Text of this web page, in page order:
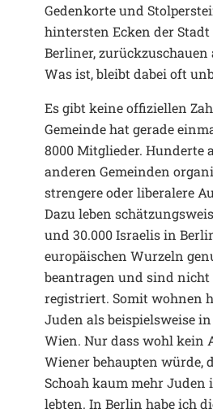
Gedenkorte und
hintersten Ecken der
Berliner, zurückzuschauen
Was ist, bleibt dabei oft
Es gibt keine offiziellen
Gemeinde hat gerade
8000 Mitglieder. Hunderte
anderen Gemeinden
strengere oder liberalere
Dazu leben
und 30.000 Israelis in
europäischen Wurzeln
beantragen und sind
registriert. Somit wohnen
Juden als beispielsweise
Wien. Nur dass wohl kein
Wiener behaupten würde,
Schoah kaum mehr Juden
lebten. In Berlin habe ich